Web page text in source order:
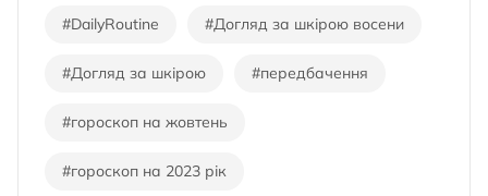
#DailyRoutine #Догляд за шкірою восени
#Догляд за шкірою #передбачення
#гороскоп на жовтень
#гороскоп на 2023 рік